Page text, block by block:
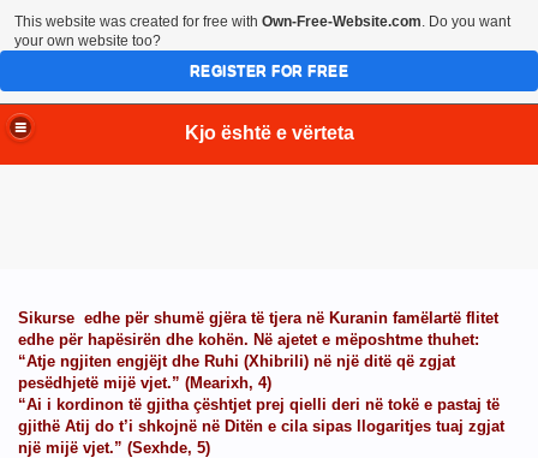
Kjo është e vërteta
Sikurse edhe për shumë gjëra të tjera në Kuranin famëlartë flitet
edhe për hapësirën dhe kohën. Në ajetet e mëposhtme thuhet:
“Atje ngjiten engjëjt dhe Ruhi (Xhibrili) në një ditë që zgjat
pesëdhjetë mijë vjet.” (Mearixh, 4)
“Ai i kordinon të gjitha çështjet prej qielli deri në tokë e pastaj të
gjithë Atij do t’i shkojnë në Ditën e cila sipas llogaritjes tuaj zgjat
një mijë vjet.” (Sexhde, 5)
This website was created for free with Own-Free-Website.com. Do you want
your own website too?
REGISTER FOR FREE